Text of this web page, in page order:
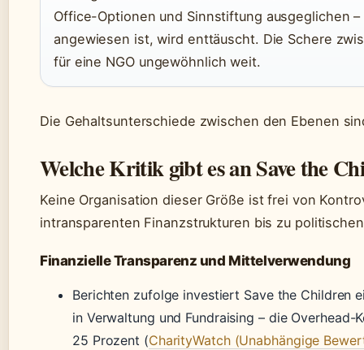
Office-Optionen und Sinnstiftung ausgeglichen
angewiesen ist, wird enttäuscht. Die Schere
für eine NGO ungewöhnlich weit.
Die Gehaltsunterschiede zwischen den Ebenen
Welche Kritik gibt es an Save the
Keine Organisation dieser Größe ist frei von
intransparenten Finanzstrukturen bis zu
Finanzielle Transparenz und Mittelverwendung
Berichten zufolge investiert Save the Children
in Verwaltung und Fundraising – die
25 Prozent (CharityWatch (Unabhängige